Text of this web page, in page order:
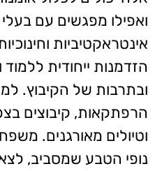
ואפילו מפגשים עם בעלי
אינטראקטיביות
הזדמנות ייחודית
ובתרבות של הקיבוץ.
הרפתקאות, קיבוצים
וטיולים מאורגנים.
נופי הטבע שמסביב,